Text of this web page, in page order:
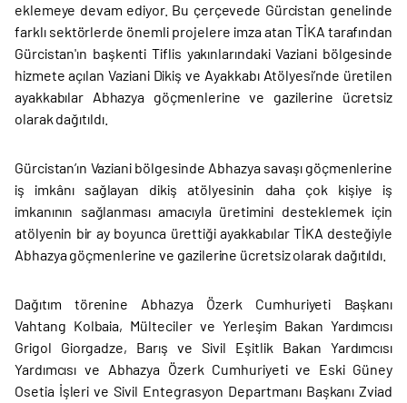
eklemeye devam ediyor. Bu çerçevede Gürcistan genelinde
farklı sektörlerde önemli projelere imza atan TİKA tarafından
Gürcistan'ın başkenti Tiflis yakınlarındaki Vaziani bölgesinde
hizmete açılan Vaziani Dikiş ve Ayakkabı Atölyesi’nde üretilen
ayakkabılar Abhazya göçmenlerine ve gazilerine ücretsiz
olarak dağıtıldı.
Gürcistan’ın Vaziani bölgesinde Abhazya savaşı göçmenlerine
iş imkânı sağlayan dikiş atölyesinin daha çok kişiye iş
imkanının sağlanması amacıyla üretimini desteklemek için
atölyenin bir ay boyunca ürettiği ayakkabılar TİKA desteğiyle
Abhazya göçmenlerine ve gazilerine ücretsiz olarak dağıtıldı.
Dağıtım törenine Abhazya Özerk Cumhuriyeti Başkanı
Vahtang Kolbaia, Mülteciler ve Yerleşim Bakan Yardımcısı
Grigol Giorgadze, Barış ve Sivil Eşitlik Bakan Yardımcısı
Yardımcısı ve Abhazya Özerk Cumhuriyeti ve Eski Güney
Osetia İşleri ve Sivil Entegrasyon Departmanı Başkanı Zviad